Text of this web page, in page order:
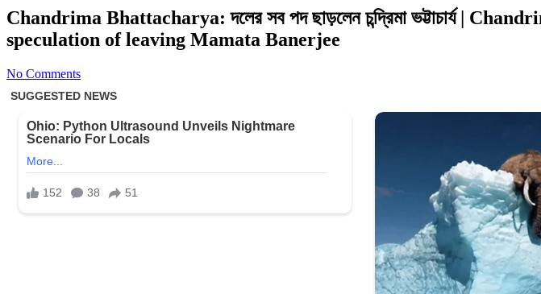
Chandrima Bhattacharya: দলের সব পদ ছাড়লেন চন্দ্রিমা ভট্টাচার্য |
speculation of leaving Mamata Banerjee
No Comments